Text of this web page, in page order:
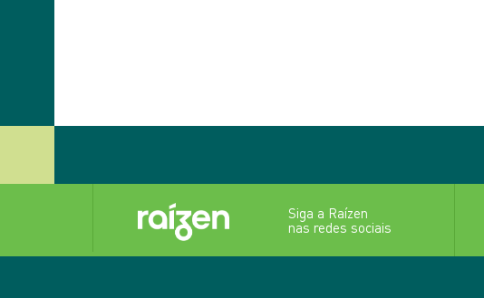
Siga a Raízen
nas redes sociais